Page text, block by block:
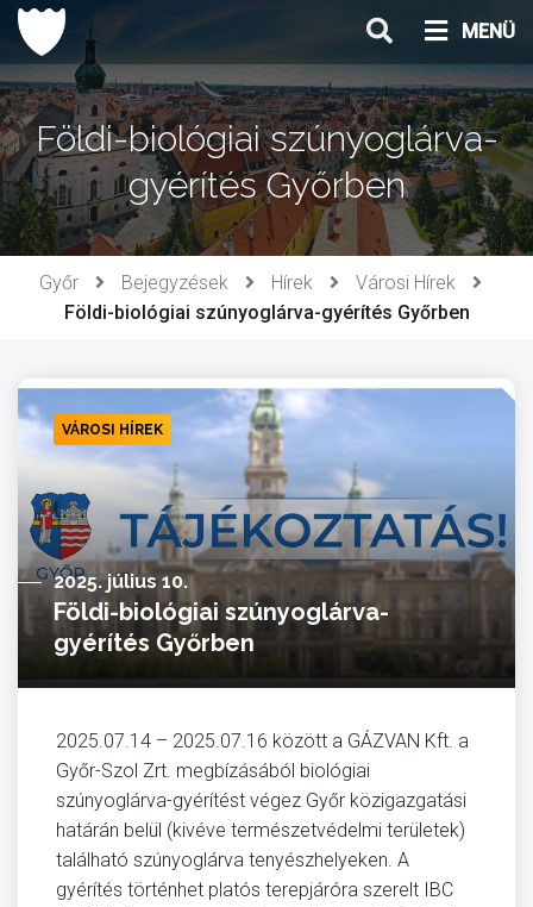
Ugrás
tartalomhoz
MENÜ
Földi-biológiai szúnyoglárva-
gyérítés Győrben
Győr Bejegyzések Hírek
Városi Hírek
Földi-biológiai szúnyoglárva-gyérítés Győrben
VÁROSI HÍREK
2025. július 10.
Földi-biológiai szúnyoglárva-
gyérítés Győrben
2025.07.14 – 2025.07.16 között a GÁZVAN Kft. a
Győr-Szol Zrt. megbízásából biológiai
szúnyoglárva-gyérítést végez Győr közigazgatási
határán belül (kivéve természetvédelmi területek)
található szúnyoglárva tenyészhelyeken. A
gyérítés történhet platós terepjáróra szerelt IBC